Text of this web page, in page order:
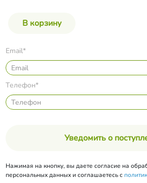
Email*
Телефон*
Уведомить о
Нажимая на кнопку, вы даете согласие на
персональных данных и соглашаетесь с